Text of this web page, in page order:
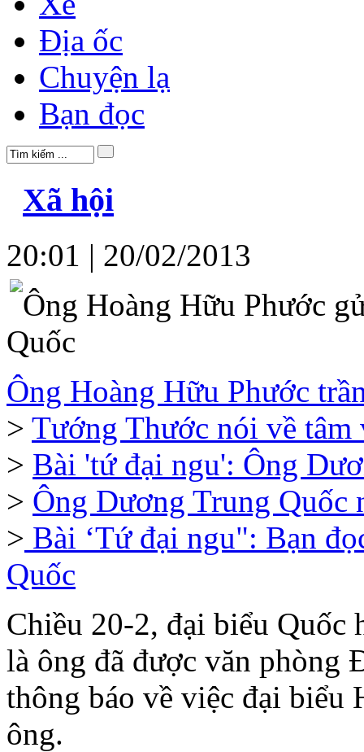
Địa ốc
Chuyện lạ
Bạn đọc
Xã hội
20:01 | 20/02/2013
Ông Hoàng Hữu Phước
Quốc
Ông Hoàng Hữu Phước
> Tướng Thước nói về
> Bài 'tứ đại ngu': Ông
> Ông Dương Trung Quốc
> Bài ‘Tứ đại ngu": Bạn
Quốc
Chiều 20-2, đại biểu Quốc
là ông đã được văn phòng
thông báo về việc đại
ông.